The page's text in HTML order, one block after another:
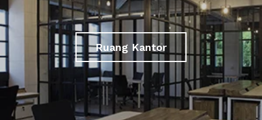
Ruang Kantor